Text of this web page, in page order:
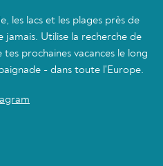
les lacs et les plages près de
Utilise la recherche de
prochaines vacances le long
- dans toute l'Europe.